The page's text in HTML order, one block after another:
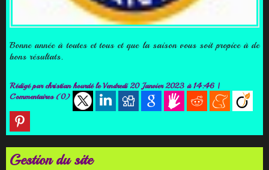
Bonne année à toutes et tous et que la saison vous soit propice à de
bons résultats.
Rédigé parchristian hourdéle Vendredi 20 Janvier 2023 à 14:46 |
Commentaires (0)
Gestion du site